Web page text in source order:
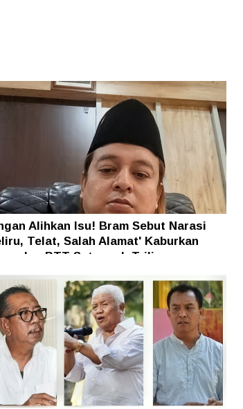
Alihkan Isu! Bram Sebut Narasi
Telat, Salah Alamat' Kaburkan
BTT Setengah Triliun